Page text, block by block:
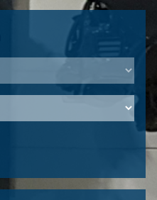
Nicht gefunden?